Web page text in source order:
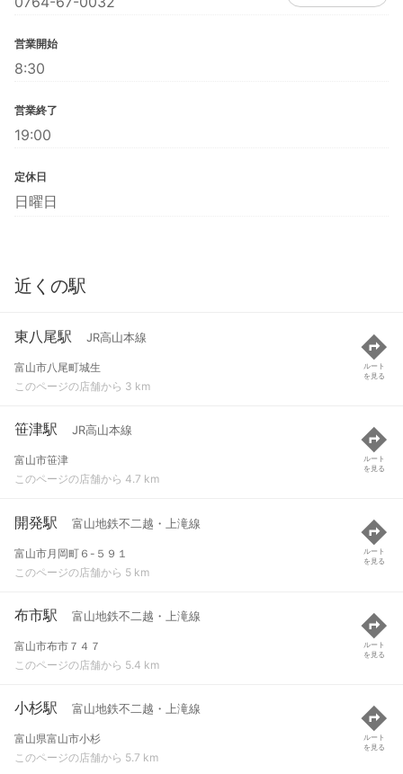
営業開始
8:30
営業終了
19:00
定休日
日曜日
近くの駅
東八尾駅 JR高山本線
富山市八尾町城生
このページの店舗から 3 km
ルート
を見る
笹津駅 JR高山本線
富山市笹津
このページの店舗から 4.7 km
ルート
を見る
開発駅 富山地鉄不二越・上滝線
富山市月岡町６-５９１
このページの店舗から 5 km
ルート
を見る
布市駅 富山地鉄不二越・上滝線
富山市布市７４７
このページの店舗から 5.4 km
ルート
を見る
小杉駅 富山地鉄不二越・上滝線
富山県富山市小杉
このページの店舗から 5.7 km
ルート
を見る